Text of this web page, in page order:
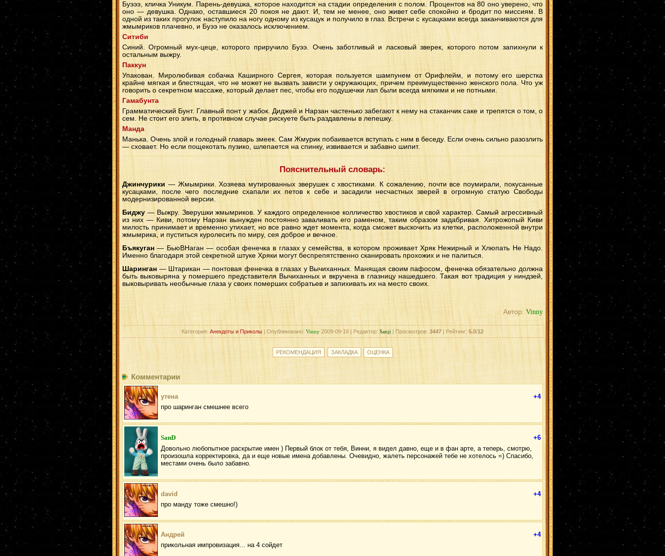
Буэээ, кличка Уникум. Парень-девушка, которое находится на стадии определения с полом. Процентов на 80 оно уверено, что
оно — девушка. Однако, оставшиеся 20 покоя не дают. И, тем не менее, оно живет себе спокойно и бродит по миссиям. В
одной из таких прогулок наступило на ногу одному из кусацук и получило в глаз. Встречи с кусацками всегда заканчиваются для
жмымриков плачевно, и Буээ не оказалось исключением.
Ситиби
Синий. Огромный мух-цеце, которого приручило Буээ. Очень заботливый и ласковый зверек, которого потом запихнули к
остальным выжру.
Паккун
Упакован. Миролюбивая собачка Каширного Сергея, которая пользуется шампунем от Орифлейм, и потому его шерстка
крайне мягкая и блестящая, что не может не вызвать зависти у окружающих, причем преимущественно женского пола. Что уж
говорить о секретном массаже, который делает пес, чтобы его подушечки лап были всегда мягкими и не потными.
Гамабунта
Грамматический Бунт. Главный понт у жабок. Диджей и Нарзан частенько забегают к нему на стаканчик саке и трепятся о том, о
сем. Не стоит его злить, в противном случае рискуете быть раздавлены в лепешку.
Манда
Манька. Очень злой и голодный главарь змеек. Сам Жмурик побаивается вступать с ним в беседу. Если очень сильно разозлить
— сховает. Но если пощекотать пузико, шлепается на спинку, извивается и забавно шипит.
Пояснительный словарь:
Джинчурики — Жмымрики. Хозяева мутированных зверушек с хвостиками. К сожалению, почти все поумирали, покусанные
кусацками, после чего последние схапали их петов к себе и засадили несчастных зверей в огромную статую Свободы
модернизированной версии.
Биджу — Выжру. Зверушки жмымриков. У каждого определенное колличество хвостиков и свой характер. Самый агрессивный
из них — Киви, потому Нарзан вынужден постоянно заваливать его раменом, таким образом задабривая. Хитрожопый Киви
милость принимает и временно утихает, но все равно ждет момента, когда сможет выскочить из клетки, расположенной внутри
жмымрика, и пуститься куролесить по миру, сея доброе и вечное.
Бъякуган — БьюВНаган — особая фенечка в глазах у семейства, в котором проживает Хряк Нежирный и Хлюпать Не Надо.
Именно благодаря этой секретной штуке Хряки могут беспрепятственно сканировать прохожих и не палиться.
Шаринган — Штарикан — понтовая фенечка в глазах у Вычиханных. Манящая своим пафосом, фенечка обязательно должна
быть выковыряна у помершего представителя Вычиханных и вкручена в глазницу нашедшего. Такая вот традиция у ниндзей,
выковыривать необычные глаза у своих померших собратьев и запихивать их на место своих.
Автор: Vinny
Категория: Анекдоты и Приколы | Опубликовано: Vinny 2009-09-16 | Редактор: Sanji | Просмотров: 3447 | Рейтинг: 5.0/12
Комментарии
+4
утена
про шаринган смешнее всего
+6
SanD
Довольно любопытное раскрытие имен ) Первый блок от тебя, Винни, я видел давно, еще и в фан арте, а теперь, смотрю,
произошла корректировка, да и еще новые имена добавлены. Очевидно, жалеть персонажей тебе не хотелось =) Спасибо,
местами очень было забавно.
+4
david
про манду тоже смешно!)
+4
Андрей
прикольная импровизация... на 4 сойдет